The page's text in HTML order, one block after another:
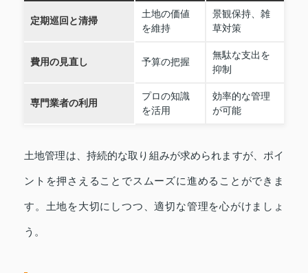
定期巡回と清掃
土地の価値
を維持
景観保持、雑
草対策
費用の見直し 予算の把握
無駄な支出を
抑制
専門業者の利用
プロの知識
を活用
効率的な管理
が可能
土地管理は、持続的な取り組みが求められますが、ポイ
ントを押さえることでスムーズに進めることができま
す。土地を大切にしつつ、適切な管理を心がけましょ
う。